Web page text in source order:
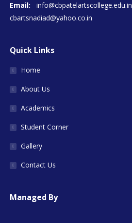
Email:
info@cbpatelartscollege.edu.in
cbartsnadiad@yahoo.co.in
Quick Links
Home
About Us
Academics
Student Corner
Gallery
Contact Us
Managed By